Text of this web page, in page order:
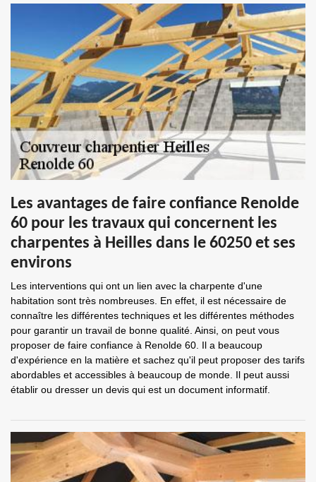
Les avantages de faire confiance Renolde
60 pour les travaux qui concernent les
charpentes à Heilles dans le 60250 et ses
environs
Les interventions qui ont un lien avec la charpente d'une
habitation sont très nombreuses. En effet, il est nécessaire de
connaître les différentes techniques et les différentes méthodes
pour garantir un travail de bonne qualité. Ainsi, on peut vous
proposer de faire confiance à Renolde 60. Il a beaucoup
d'expérience en la matière et sachez qu'il peut proposer des tarifs
abordables et accessibles à beaucoup de monde. Il peut aussi
établir ou dresser un devis qui est un document informatif.